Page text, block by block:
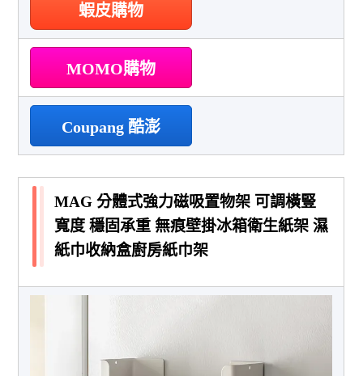
蝦皮購物
MOMO購物
Coupang 酷澎
MAG 分體式強力磁吸置物架 可調橫豎
寬度 穩固承重 無痕壁掛冰箱衛生紙架 濕
紙巾收納盒廚房紙巾架